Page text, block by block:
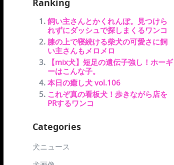
Ranking
飼い主さんとかくれんぼ。見つけら
れずにダッシュで探しまくるワンコ
膝の上で寝続ける柴犬の可愛さに飼
い主さんもメロメロ
【mix犬】短足の遺伝子強し！ホーギ
ーはこんな子。
本日の癒し犬 vol.106
これぞ真の看板犬！歩きながら店を
PRするワンコ
Categories
犬ニュース